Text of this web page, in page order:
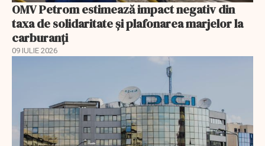
OMV Petrom estimează impact negativ din
taxa de solidaritate și plafonarea marjelor la
carburanți
09 IULIE 2026